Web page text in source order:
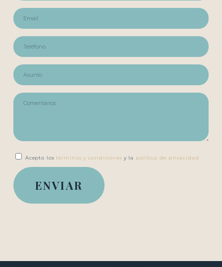
Acepto lostérminos y condiciones y la política de privacidad